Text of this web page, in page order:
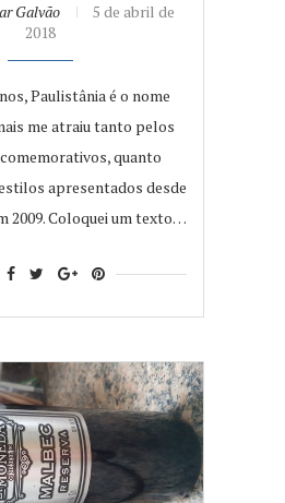
Galvão
5 de abril de
2018
Paulistânia é o nome
me atraiu tanto pelos
quanto
apresentados desde
2009. Coloquei um texto…